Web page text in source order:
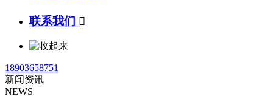
联系我们 
18903658751
新闻资讯
NEWS